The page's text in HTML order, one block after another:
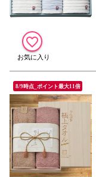
8/9時点_ポイント最大11倍